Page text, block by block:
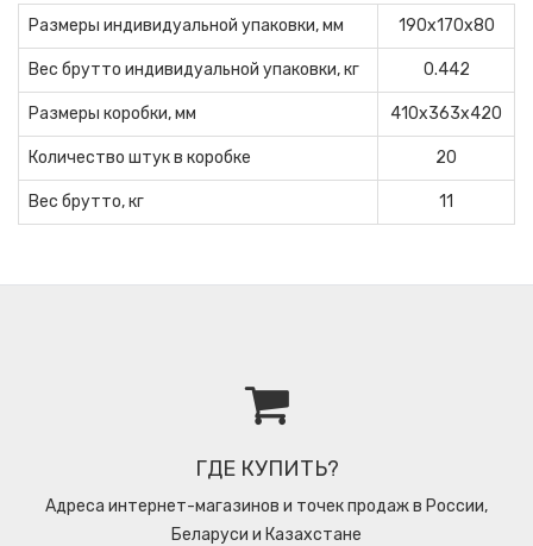
Размеры индивидуальной упаковки, мм 190x170x80
Вес брутто индивидуальной упаковки, кг 0.442
Размеры коробки, мм 410x363x420
Количество штук в коробке 20
Вес брутто, кг 11
ГДЕ КУПИТЬ?
Адреса интернет-магазинов и точек продаж в России,
Беларуси и Казахстане